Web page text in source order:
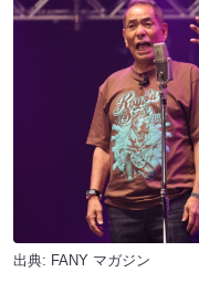
出典: FANY マガジン